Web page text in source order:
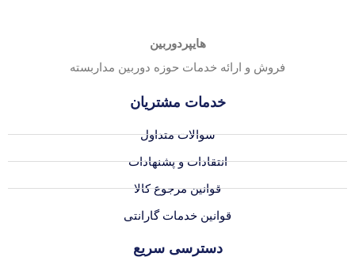
هایپردوربین
فروش و ارائه خدمات حوزه دوربین مداربسته
خدمات مشتریان
سوالات متداول
انتقادات و پشنهادات
قوانین مرجوع کالا
قوانین خدمات گارانتی
دسترسی سریع